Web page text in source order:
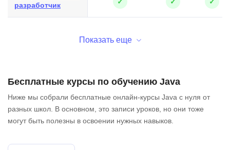
разработчик
Показать еще
Бесплатные курсы по обучению Java
Ниже мы собрали бесплатные онлайн-курсы Java с нуля от
разных школ. В основном, это записи уроков, но они тоже
могут быть полезны в освоении нужных навыков.